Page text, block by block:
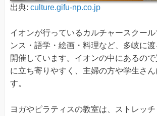
出典: culture.gifu-np.co.jp
イオンが行っているカルチャースクー
ンス・語学・絵画・料理など、多岐に
開催しています。イオンの中にあるの
に立ち寄りやすく、主婦の方や学生さ
す。
ヨガやピラティスの教室は、ストレッ